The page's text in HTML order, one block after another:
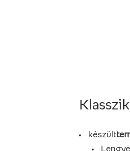
készült